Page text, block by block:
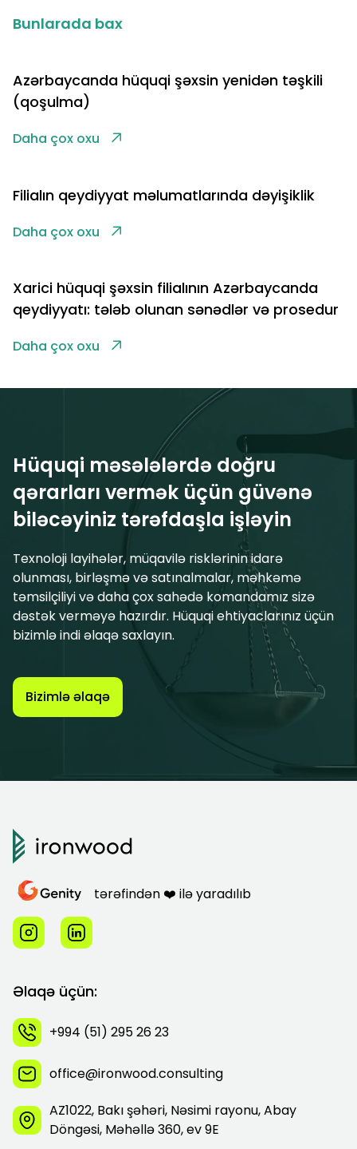
Bunlarada bax
Azərbaycanda hüquqi şəxsin yenidən təşkili
(qoşulma)
Daha çox oxu
Filialın qeydiyyat məlumatlarında dəyişiklik
Daha çox oxu
Xarici hüquqi şəxsin filialının Azərbaycanda
qeydiyyatı: tələb olunan sənədlər və prosedur
Daha çox oxu
Hüquqi məsələlərdə doğru
qərarları vermək üçün güvənə
biləcəyiniz tərəfdaşla işləyin
Texnoloji layihələr, müqavilə risklərinin idarə
olunması, birləşmə və satınalmalar, məhkəmə
təmsilçiliyi və daha çox sahədə komandamız sizə
dəstək verməyə hazırdır. Hüquqi ehtiyaclarınız üçün
bizimlə indi əlaqə saxlayın.
Bizimlə əlaqə
tərəfindən ❤️ ilə yaradılıb
Əlaqə üçün:
+994 (51) 295 26 23
office@ironwood.consulting
AZ1022, Bakı şəhəri, Nəsimi rayonu, Abay
Döngəsi, Məhəllə 360, ev 9E